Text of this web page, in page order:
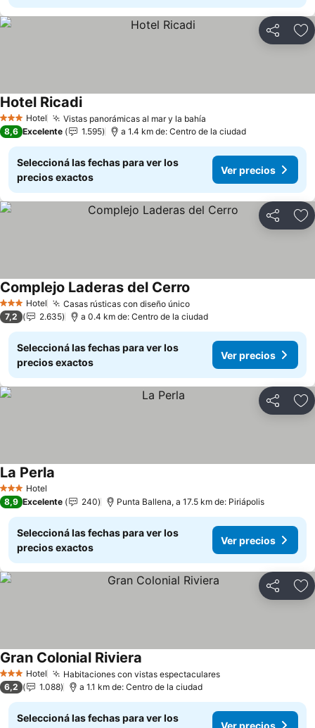
Compartir
3 Estrellas
Hotel Vistas panorámicas al mar y la bahía
Hotel Ricadi
8,6 Excelente 1.595 a 1.4 km de: Centro de la ciudad
Seleccioná las fechas para ver los
precios exactos
Ver precios
Compartir
3 Estrellas
Hotel Casas rústicas con diseño único
Complejo Laderas del Cerro
7,2 2.635 a 0.4 km de: Centro de la ciudad
Seleccioná las fechas para ver los
precios exactos
Ver precios
Compartir
3 Estrellas
Hotel
La Perla
8,9 Excelente 240 Punta Ballena, a 17.5 km de: Piriápolis
Seleccioná las fechas para ver los
precios exactos
Ver precios
Compartir
3 Estrellas
Hotel Habitaciones con vistas espectaculares
Gran Colonial Riviera
6,2 1.088 a 1.1 km de: Centro de la ciudad
Seleccioná las fechas para ver los
Ver precios